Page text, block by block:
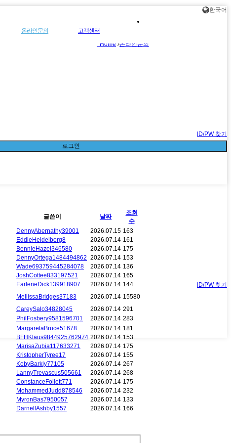
온라인문의 고객센터
ID/PW 찾기
로그인
한국어
ID/PW 찾기
Home 온라인문의
글쓴이 날짜
조회
수
DennyAbernathy39001 2026.07.15 163
EddieHeidelberg8 2026.07.14 161
BennieHazel346580 2026.07.14 175
DennyOrtega1484494862 2026.07.14 153
Wade693759445284078 2026.07.14 136
JoshCottee833197521 2026.07.14 165
EarleneDick139918907 2026.07.14 144
MellissaBridges37183 2026.07.14 15580
CareySalo34828045 2026.07.14 291
PhilFosbery9581596701 2026.07.14 283
MargaretaBruce51678 2026.07.14 181
BFHKlaus9844925762974 2026.07.14 153
MarisaZubia117633271 2026.07.14 175
KristopherTyree17 2026.07.14 155
KobyBarkly77105 2026.07.14 267
LannyTrevascus505661 2026.07.14 268
ConstanceFollett771 2026.07.14 175
MohammedJudd878546 2026.07.14 232
MyronBas7950057 2026.07.14 133
DarnellAshby1557 2026.07.14 166